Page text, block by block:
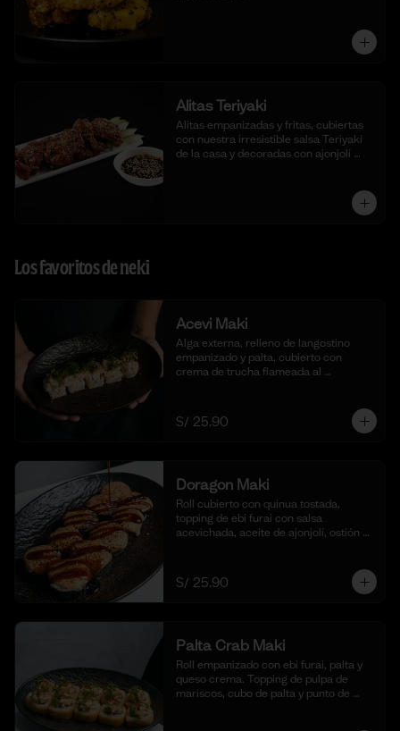
Alitas Teriyaki
Alitas empanizadas y fritas, cubiertas
con nuestra irresistible salsa Teriyaki
de la casa y decoradas con ajonjolí
Los favoritos de neki
Acevi Maki
Alga externa, relleno de langostino
empanizado y palta, cubierto con
crema de trucha flameada al
S/ 25.90
Doragon Maki
Roll cubierto con quinua tostada,
topping de ebi furai con salsa
acevichada, aceite de ajonjolí, ostión y
S/ 25.90
Palta Crab Maki
Roll empanizado con ebi furai, palta y
queso crema. Topping de pulpa de
mariscos, cubo de palta y punto de